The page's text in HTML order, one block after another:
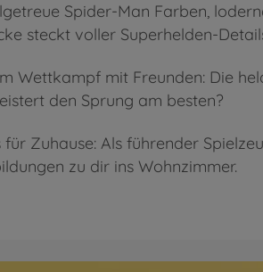
Spider-Man Farben,
steckt voller Superhelden-
Wettkampf mit Freunden: Die
den Sprung am besten?
Zuhause: Als führender
zu dir ins Wohnzimmer.